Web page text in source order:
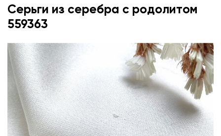
Серьги из серебра с родолитом
559363